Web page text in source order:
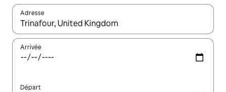
Adresse
Lorsque les résultats s'affichent, utilisez les flèches vers le
Arrivée
Départ